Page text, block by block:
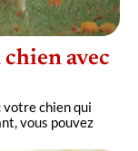
avec
votre chien qui
vous pouvez